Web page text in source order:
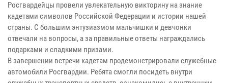
Росгвардейцы провели увлекательную викторину на знание
кадетами символов Российской Федерации и истории нашей
страны. С большим энтузиазмом мальчишки и девчонки
отвечали на вопросы, а за правильные ответы награждались
подарками и сладкими призами.
В завершении встречи кадетам продемонстрировали служебные
автомобили Росгвардии. Ребята смогли посидеть внутри